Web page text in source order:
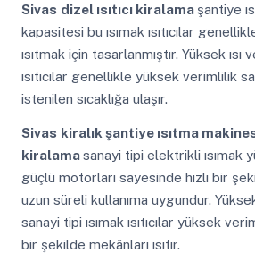
Sivas dizel ısıtıcı kiralama şantiye
kapasitesi bu ısımak ısıtıcılar
ısıtmak için tasarlanmıştır. Yüksek ısı
ısıtıcılar genellikle yüksek verimlilik
istenilen sıcaklığa ulaşır.
Sivas kiralık şantiye ısıtma
kiralamasanayi tipi elektrikli ısımak
güçlü motorları sayesinde hızlı bir
uzun süreli kullanıma uygundur.
sanayi tipi ısımak ısıtıcılar yüksek
bir şekilde mekânları ısıtır.